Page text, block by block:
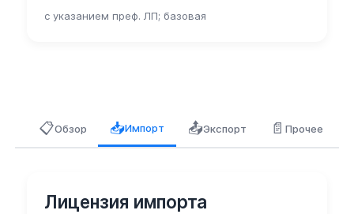
с указанием преф. ЛП; базовая
📋Обзор 📥Импорт 📤Экспорт 📄Прочее
Лицензия импорта